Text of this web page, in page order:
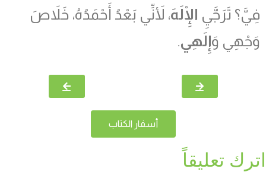
فِيَّ؟ تَرَجَّيِ الْإِلَهَ، لأَنِّي بَعْدُ أَحْمَدُهُ، خَلاَصَ
وَجْهِي وَإِلَهِي.
أسفار الكتاب
اترك تعليقاً